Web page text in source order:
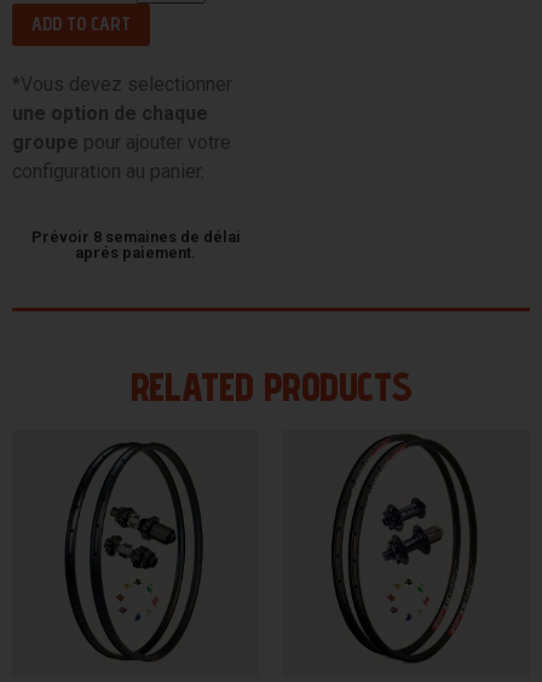
ADD TO CART
*Vous devez selectionner
une option de chaque
groupe pour ajouter votre
configuration au panier.
Prévoir 8 semaines de délai
aprés paiement.
RELATED PRODUCTS